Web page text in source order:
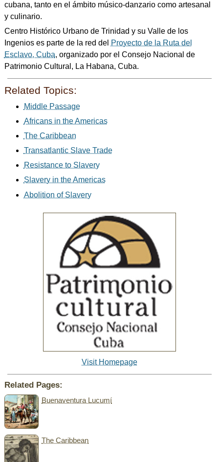
cubana, tanto en el ámbito músico-danzario como artesanal
y culinario.
Centro Histórico Urbano de Trinidad y su Valle de los
Ingenios es parte de la red del Proyecto de la Ruta del
Esclavo, Cuba, organizado por el Consejo Nacional de
Patrimonio Cultural, La Habana, Cuba.
Related Topics:
Middle Passage
Africans in the Americas
The Caribbean
Transatlantic Slave Trade
Resistance to Slavery
Slavery in the Americas
Abolition of Slavery
Visit Homepage
Related Pages:
Buenaventura Lucumí
The Caribbean